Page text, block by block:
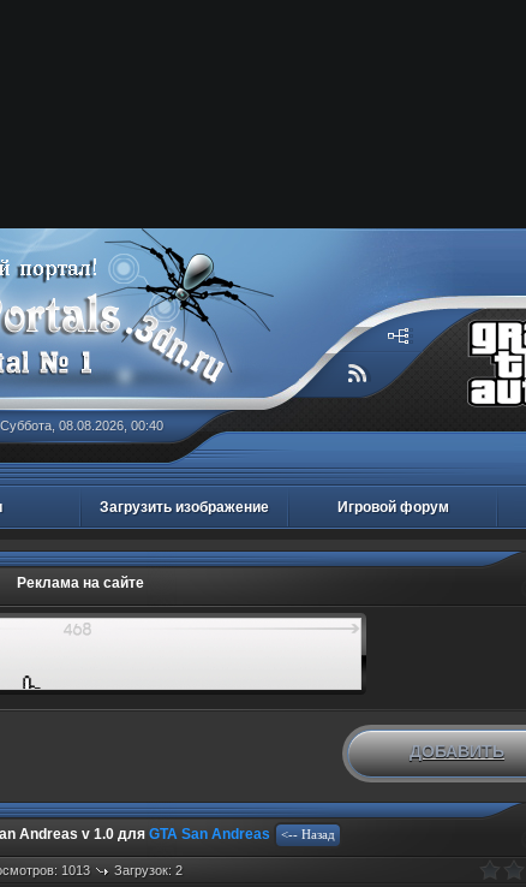
Суббота, 08.08.2026, 00:40
Загрузить изображение Игровой форум
Реклама на сайте
ДОБАВИТЬ
Andreas v 1.0 для GTA San Andreas
1013 Загрузок: 2